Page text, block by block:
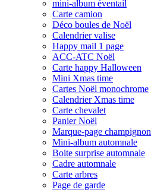
mini-album éventail
Carte camion
Déco boules de Noël
Calendrier valise
Happy mail 1 page
ACC-ATC Noël
Carte happy Halloween
Mini Xmas time
Cartes Noël monochrome
Calendrier Xmas time
Carte chevalet
Panier Noël
Marque-page champignon
Mini-album automnale
Boite surprise automnale
Cadre automnale
Carte arbres
Page de garde